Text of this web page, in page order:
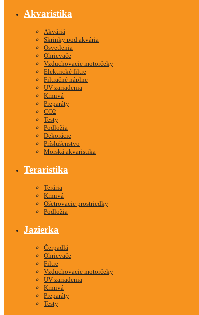
Akvaristika
Akváriá
Skrinky pod akvária
Osvetlenia
Ohrievače
Vzduchovacie motorčeky
Elektrické filtre
Filtračné náplne
UV zariadenia
Krmivá
Preparáty
CO2
Testy
Podložia
Dekorácie
Príslušenstvo
Morská akvaristika
Teraristika
Terária
Krmivá
Ošetrovacie prostriedky
Podložia
Jazierka
Čerpadlá
Ohrievače
Filtre
Vzduchovacie motorčeky
UV zariadenia
Krmivá
Preparáty
Testy